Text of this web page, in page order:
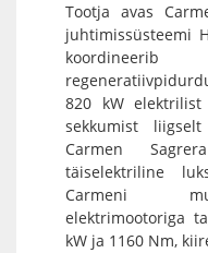
Tootja avas
juhtimissüsteemi
koordineerib
820 kW
sekkumist
Carmen
täiselektriline
Carmeni
elektrimootoriga
kW ja 1160 Nm,